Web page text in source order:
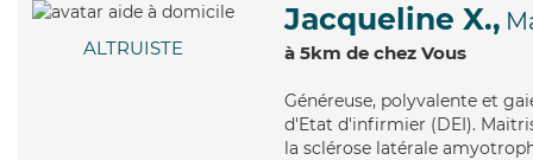
ALTRUISTE
Jacqueline X.,
à 5km de chez Vous
Généreuse, polyvalente et
d'Etat d'infirmier (DEI).
la sclérose latérale